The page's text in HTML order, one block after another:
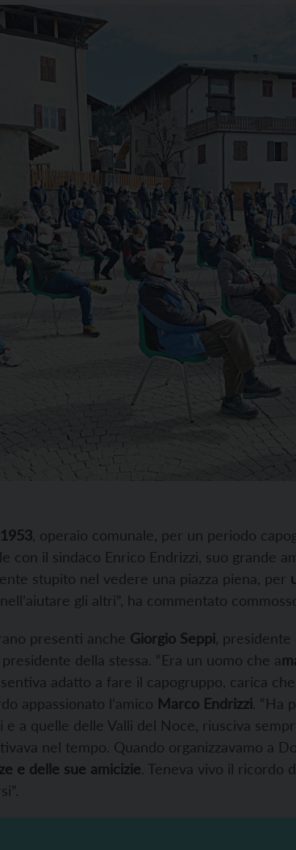
, operaio comunale, per un periodo
con il sindaco Enrico Endrizzi, suo grande
stupito nel vedere una piazza piena, per
gli altri”, ha commentato
presenti anche Giorgio Seppi ,
della stessa. “Era un uomo che a
adatto a fare il capogruppo, carica
appassionato l’amico Marco Endrizzi. “Ha
e a quelle delle Valli del Noce, riusciva
nel tempo. Quando organizzavamo a
e delle sue amicizie. Teneva vivo il ricordo